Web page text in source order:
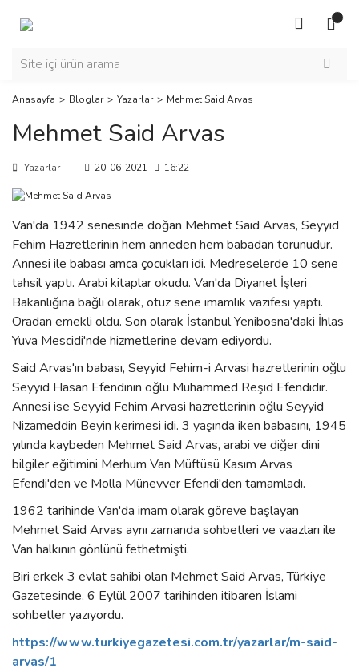
Anasayfa Bloglar Yazarlar Mehmet Said Arvas
Mehmet Said Arvas
Yazarlar 20-06-2021 16:22
Van'da 1942 senesinde doğan Mehmet Said Arvas, Seyyid
Fehim Hazretlerinin hem anneden hem babadan torunudur.
Annesi ile babası amca çocukları idi. Medreselerde 10 sene
tahsil yaptı. Arabi kitaplar okudu. Van'da Diyanet İşleri
Bakanlığına bağlı olarak, otuz sene imamlık vazifesi yaptı.
Oradan emekli oldu. Son olarak İstanbul Yenibosna'daki İhlas
Yuva Mescidi'nde hizmetlerine devam ediyordu.
Said Arvas'ın babası, Seyyid Fehim-i Arvasi hazretlerinin oğlu
Seyyid Hasan Efendinin oğlu Muhammed Reşid Efendidir.
Annesi ise Seyyid Fehim Arvasi hazretlerinin oğlu Seyyid
Nizameddin Beyin kerimesi idi. 3 yaşında iken babasını, 1945
yılında kaybeden Mehmet Said Arvas, arabi ve diğer dini
bilgiler eğitimini Merhum Van Müftüsü Kasım Arvas
Efendi'den ve Molla Münevver Efendi'den tamamladı.
1962 tarihinde Van'da imam olarak göreve başlayan
Mehmet Said Arvas aynı zamanda sohbetleri ve vaazları ile
Van halkının gönlünü fethetmişti.
Biri erkek 3 evlat sahibi olan Mehmet Said Arvas, Türkiye
Gazetesinde, 6 Eylül 2007 tarihinden itibaren İslami
sohbetler yazıyordu.
https://www.turkiyegazetesi.com.tr/yazarlar/m-said-
arvas/1